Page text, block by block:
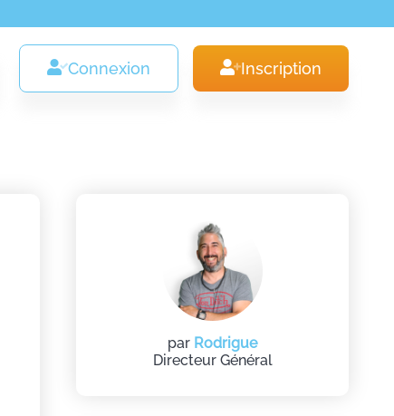
Connexion Inscription
par Rodrigue
Directeur Général